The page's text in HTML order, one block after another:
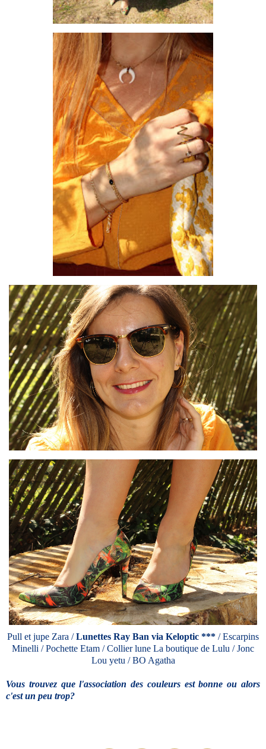
Pull et jupe Zara /Lunettes Ray Ban via Keloptic *** / Escarpins
Minelli / Pochette Etam / Collier lune La boutique de Lulu / Jonc
Lou yetu / BO Agatha
Vous trouvez que l'association des couleurs est bonne ou alors
c'est un peu trop?